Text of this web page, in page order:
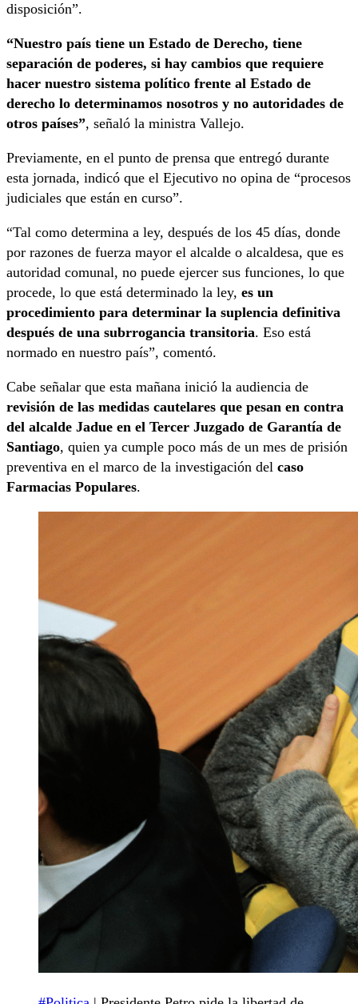
disposición”.
“Nuestro país tiene un Estado de Derecho, tiene
separación de poderes, si hay cambios que requiere
hacer nuestro sistema político frente al Estado de
derecho lo determinamos nosotros y no autoridades de
otros países”, señaló la ministra Vallejo.
Previamente, en el punto de prensa que entregó durante
esta jornada, indicó que el Ejecutivo no opina de “procesos
judiciales que están en curso”.
“Tal como determina a ley, después de los 45 días, donde
por razones de fuerza mayor el alcalde o alcaldesa, que es
autoridad comunal, no puede ejercer sus funciones, lo que
procede, lo que está determinado la ley, es un
procedimiento para determinar la suplencia definitiva
después de una subrrogancia transitoria. Eso está
normado en nuestro país”, comentó.
Cabe señalar que esta mañana inició la audiencia de
revisión de las medidas cautelares que pesan en contra
del alcalde Jadue en el Tercer Juzgado de Garantía de
Santiago, quien ya cumple poco más de un mes de prisión
preventiva en el marco de la investigación del caso
Farmacias Populares.